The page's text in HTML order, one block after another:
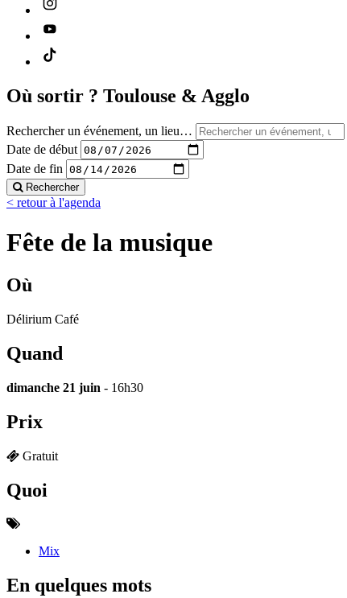
Où sortir ? Toulouse & Agglo
Rechercher un événement, un lieu…
Date de début
Date de fin
Rechercher
< retour à l'agenda
Fête de la musique
Où
Délirium Café
Quand
dimanche 21 juin - 16h30
Prix
Gratuit
Quoi
Mix
En quelques mots